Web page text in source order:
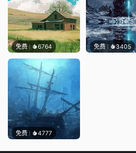
免费 6764 免费 3405
免费 4777